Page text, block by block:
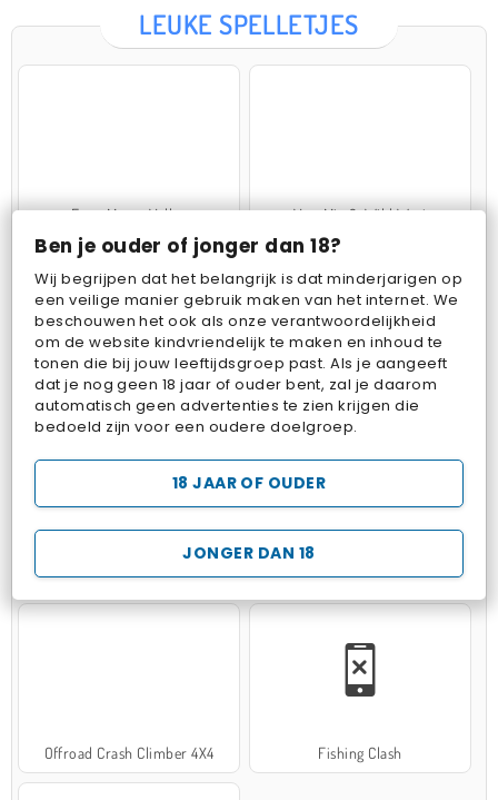
Ben je ouder of jonger dan 18?
Wij begrijpen dat het belangrijk is dat minderjarigen op
een veilige manier gebruik maken van het internet. We
beschouwen het ook als onze verantwoordelijkheid
om de website kindvriendelijk te maken en inhoud te
tonen die bij jouw leeftijdsgroep past. Als je aangeeft
dat je nog geen 18 jaar of ouder bent, zal je daarom
automatisch geen advertenties te zien krijgen die
bedoeld zijn voor een oudere doelgroep.
JONGER DAN 18
18 JAAR OF OUDER
LEUKE SPELLETJES
Farm Merge Valley VegaMix 2: Wild West
Pop Fruit Bubbits
Hospital Surgeon Doctor Game Potion Sort
Offroad Crash Climber 4X4 Fishing Clash